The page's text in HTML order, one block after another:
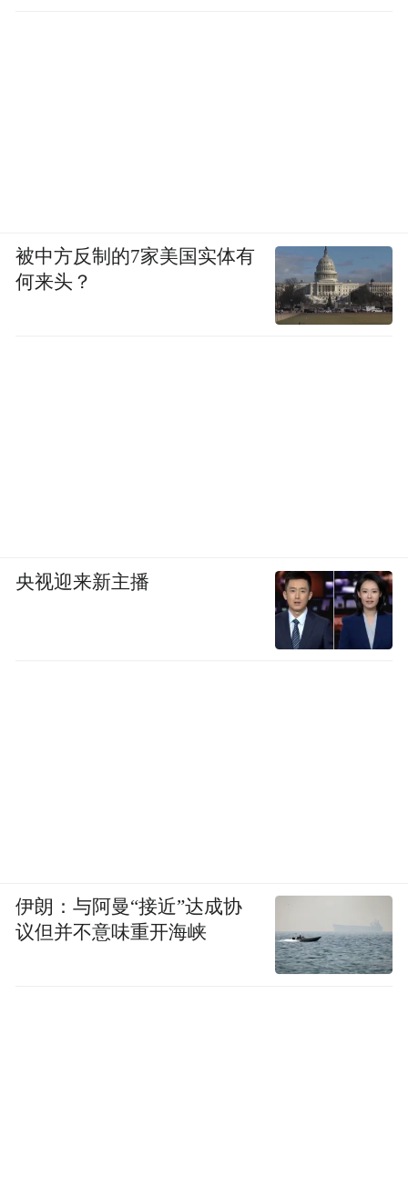
被中方反制的7家美国实体有
何来头？
央视迎来新主播
伊朗：与阿曼“接近”达成协
议但并不意味重开海峡